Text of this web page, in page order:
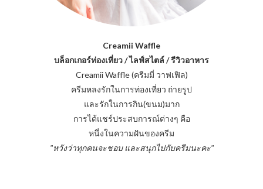
Creamii Waffle
บล็อกเกอร์ท่องเที่ยว / ไลฟ์สไตล์ / รีวิวอาหาร
Creamii Waffle (ครีมมี่ วาฟเฟิล)
ครีมหลงรักในการท่องเที่ยว ถ่ายรูป
และรักในการกิน(ขนม)มาก
การได้แชร์ประสบการณ์ต่างๆ คือ
หนึ่งในความฝันของครีม
"หวังว่าทุกคนจะชอบ และสนุกไปกับครีมนะคะ"